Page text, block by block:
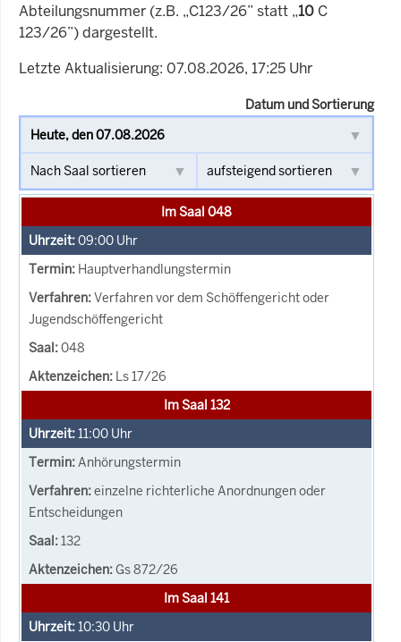
Abteilungsnummer (z.B. „C123/26” statt „10 C
123/26”) dargestellt.
Letzte Aktualisierung: 07.08.2026, 17:25 Uhr
Datum und Sortierung
Im Saal 048
09:00 Uhr
Hauptverhandlungstermin
Verfahren vor dem Schöffengericht oder
Jugendschöffengericht
048
Ls 17/26
Im Saal 132
11:00 Uhr
Anhörungstermin
einzelne richterliche Anordnungen oder
Entscheidungen
132
Gs 872/26
Im Saal 141
10:30 Uhr